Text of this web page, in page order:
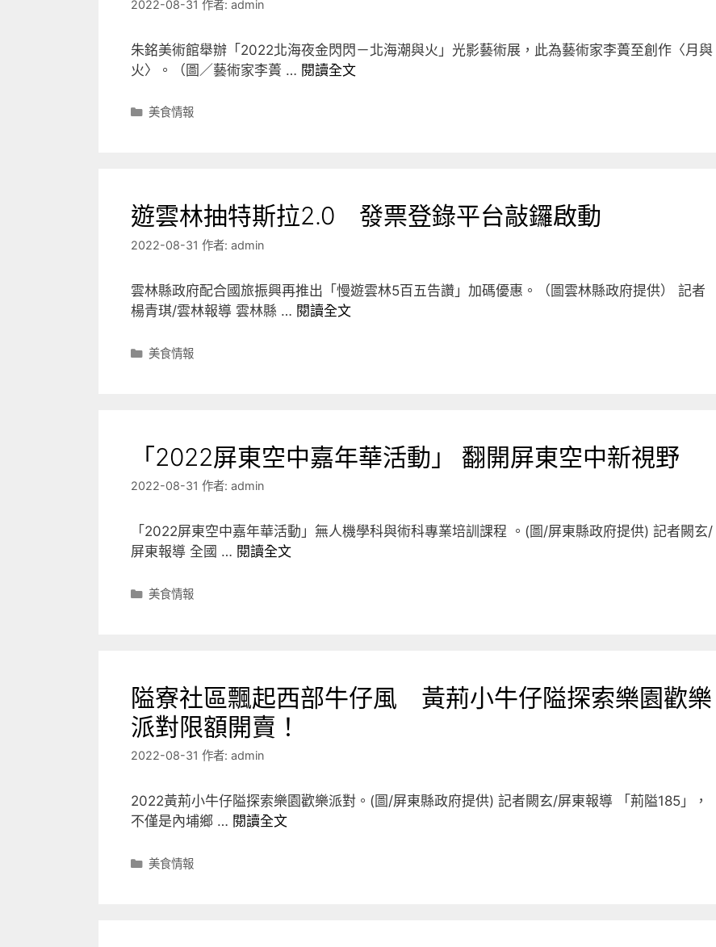
2022-08-31 作者: admin
朱銘美術館舉辦「2022北海夜金閃閃－北海潮與火」光影藝術展，此為藝術家李蕢至創作〈月與
火〉。（圖／藝術家李蕢 … 閱讀全文
分
美食情報
遊雲林抽特斯拉2.0 發票登錄平台敲鑼啟動
2022-08-31 作者: admin
雲林縣政府配合國旅振興再推出「慢遊雲林5百五告讚」加碼優惠。（圖雲林縣政府提供） 記者
楊青琪/雲林報導 雲林縣 … 閱讀全文
分
美食情報
「2022屏東空中嘉年華活動」 翻開屏東空中新視野
2022-08-31 作者: admin
「2022屏東空中嘉年華活動」無人機學科與術科專業培訓課程 。(圖/屏東縣政府提供) 記者闕玄/
屏東報導 全國 … 閱讀全文
分
美食情報
隘寮社區飄起西部牛仔風 黃荊小牛仔隘探索樂園歡樂
派對限額開賣！
2022-08-31 作者: admin
2022黃荊小牛仔隘探索樂園歡樂派對。(圖/屏東縣政府提供) 記者闕玄/屏東報導 「荊隘185」，
不僅是內埔鄉 … 閱讀全文
分
美食情報